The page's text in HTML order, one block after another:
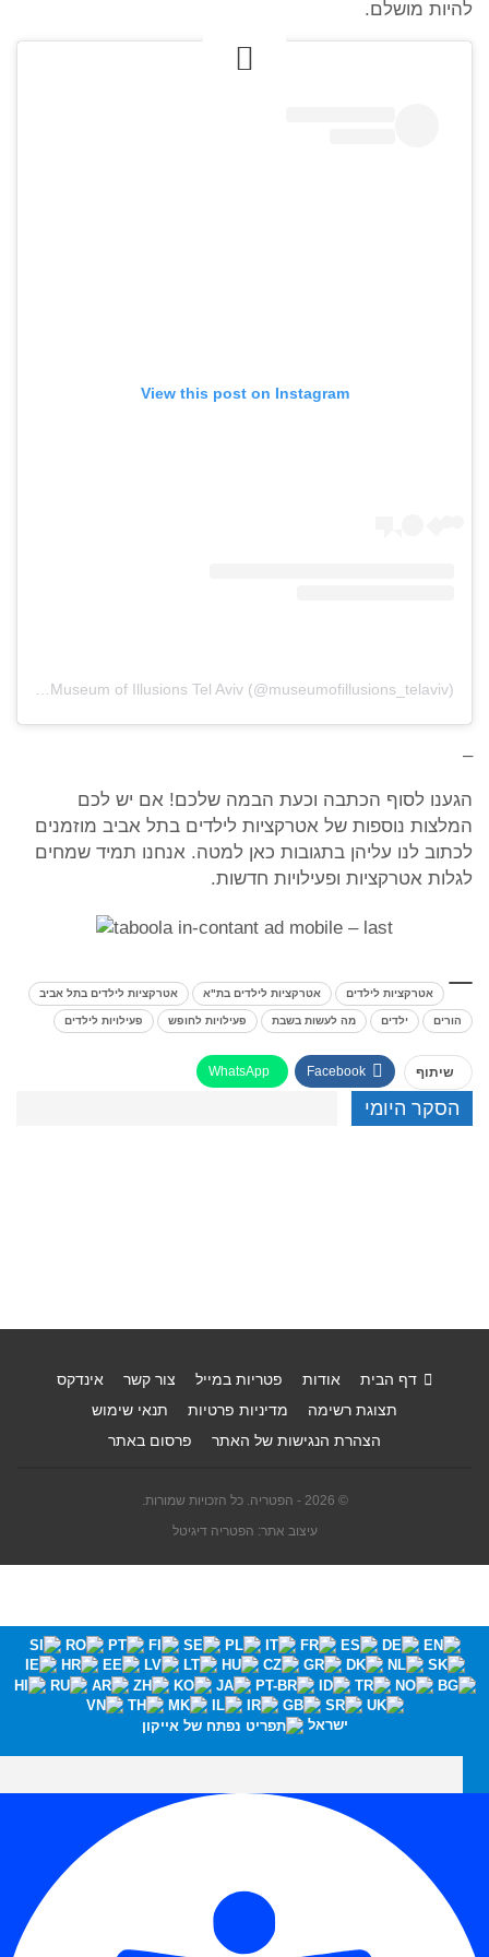
להיות מושלם.
View this post on Instagram
–
הגענו לסוף הכתבה וכעת הבמה שלכם! אם יש לכם
המלצות נוספות של אטרקציות לילדים בתל אביב מוזמנים
לכתוב לנו עליהן בתגובות כאן למטה. אנחנו תמיד שמחים
לגלות אטרקציות ופעילויות חדשות.
אטרקציות לילדים אטרקציות לילדים בת"א אטרקציות לילדים בתל אביב
הורים ילדים מה לעשות בשבת פעילויות לחופש פעילויות לילדים
שיתוף Facebook
WhatsApp
הסקר היומי
דף הבית אודות פטריות במייל צור קשר
אינדקס
תצוגת רשימה
מדיניות פרטיות
תנאי שימוש
הצהרת הנגישות של האתר
פרסום באתר
© 2026 - הפטריה. כל הזכויות שמורות.
עיצוב אתר: הפטריה דיגיטל
ישראל